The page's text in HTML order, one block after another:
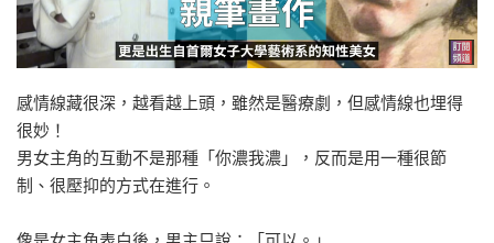
感情線藏很深，越看越上頭，雖然是醫療劇，但感情線也埋得
很妙！
男女主角的互動不是那種「你濃我濃」，反而是用一種很節
制、很壓抑的方式在進行。